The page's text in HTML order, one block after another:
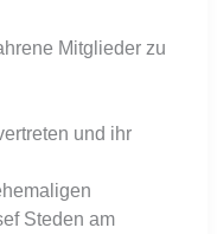
Mitglieder zu
und ihr
Steden am